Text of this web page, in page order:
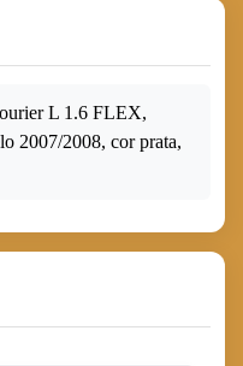
L 1.6 FLEX,
2007/2008, cor prata,